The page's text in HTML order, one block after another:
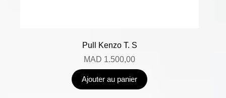
Pull Kenzo T. S
MAD 1.500,00
Ajouter au panier